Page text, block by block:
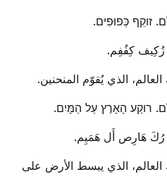
זוקֵף כְּפוּפִים.
زُكِيف كِفُفِم.
الذي يُقوّم المنحنين.
רוקַע הָאָרֶץ עַל הַמָּיִם.
رُكَ هَارِص أَل هَمَيِم.
العالم، الذي يبسط الأرض على